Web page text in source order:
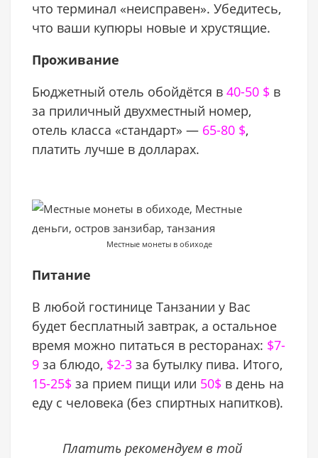
что терминал «неисправен». Убедитесь,
что ваши купюры новые и хрустящие.
Проживание
Бюджетный отель обойдётся в 40-50 $ в
за приличный двухместный номер,
отель класса «стандарт» — 65-80 $,
платить лучше в долларах.
Местные монеты в обиходе
Питание
В любой гостинице Танзании у Вас
будет бесплатный завтрак, а остальное
время можно питаться в ресторанах: $7-
9 за блюдо, $2-3 за бутылку пива. Итого,
15-25$ за прием пищи или 50$ в день на
еду с человека (без спиртных напитков).
Платить рекомендуем в той